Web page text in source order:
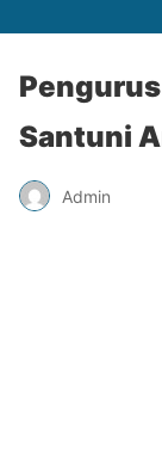
Santuni
Admin